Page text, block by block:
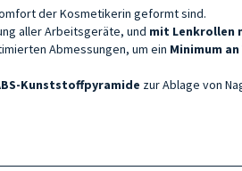
der Kosmetikerin geformt sind.
aller Arbeitsgeräte, und mit Lenkrollen
Abmessungen, um ein Minimum
Kunststoffpyramide zur Ablage von